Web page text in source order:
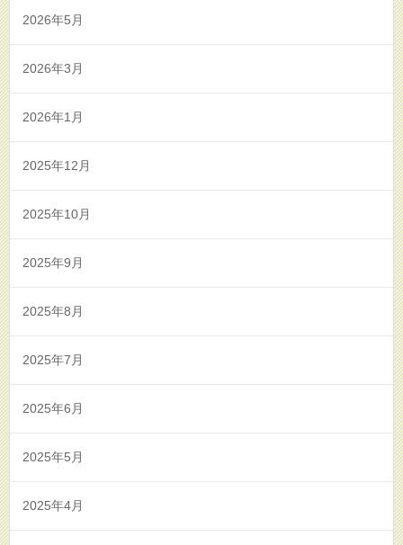
2026年5月
2026年3月
2026年1月
2025年12月
2025年10月
2025年9月
2025年8月
2025年7月
2025年6月
2025年5月
2025年4月